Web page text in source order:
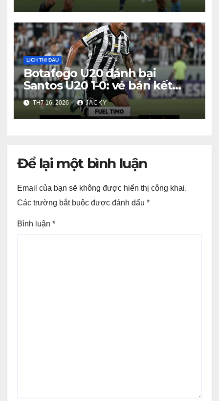
LỊCH THI ĐẤU
Botafogo U20 đánh bại
Santos U20 1-0: vé bán kết
Brasileiro U20 A sau trận tứ
kết nghẹt thở
TH7 16, 2026 JACKY
Để lại một bình luận
Email của bạn sẽ không được hiển thị công khai.
Các trường bắt buộc được đánh dấu *
Bình luận *